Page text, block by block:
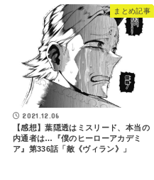
まとめ記事
2021.12.06
【感想】葉隠透はミスリード、本当の
内通者は…『僕のヒーローアカデミ
ア』第336話「敵《ヴィラン》」